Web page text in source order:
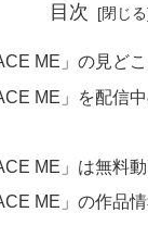
目次
ME」の見ど
ME」を配信
ME」は無料
ME」の作品